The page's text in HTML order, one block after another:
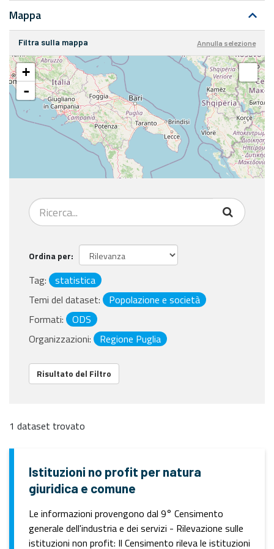
Mappa
Filtra sulla mappa Annulla selezione
+
-
Ordina per
Tag:
statistica
Temi del dataset:
Popolazione e società
Formati:
ODS
Organizzazioni:
Regione Puglia
Risultato del Filtro
1 dataset trovato
Istituzioni no profit per natura
giuridica e comune
Le informazioni provengono dal 9° Censimento
generale dell'industria e dei servizi - Rilevazione sulle
istituzioni non profit: Il Censimento rileva le istituzioni